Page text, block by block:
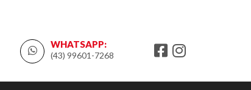
WHATSAPP:
(43) 99601-7268